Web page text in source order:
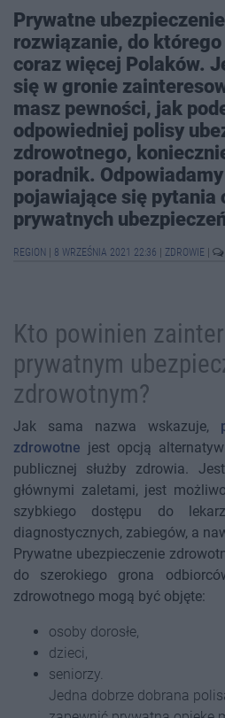
Prywatne
rozwiązanie, do
coraz więcej Polaków.
się w gronie
masz pewności, jak
odpowiedniej polisy
zdrowotnego,
poradnik.
pojawiające się pytania
prywatnych
REGION 8 WRZEŚNIA 2021 22:36 ZDROWIE
Kto powinien
prywatnym
zdrowotnym?
Jak sama nazwa wskazuje,
zdrowotne jest opcją
publicznej służby zdrowia.
głównymi zaletami, jest
szybkiego dostępu do
diagnostycznych, zabiegów, a
Prywatne ubezpieczenie
do szerokiego grona
zdrowotnego mogą być objęte:
osoby dorosłe,
dzieci,
seniorzy.
Jedna dobrze dobrana